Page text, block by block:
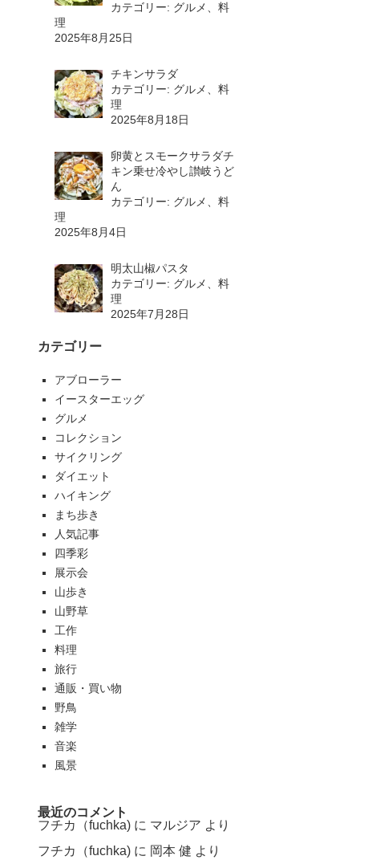
カテゴリー: グルメ、料
理
2025年8月25日
チキンサラダ
カテゴリー: グルメ、料
理
2025年8月18日
卵黄とスモークサラダチ
キン乗せ冷やし讃岐うど
ん
カテゴリー: グルメ、料
理
2025年8月4日
明太山椒パスタ
カテゴリー: グルメ、料
理
2025年7月28日
カテゴリー
アブローラー
イースターエッグ
グルメ
コレクション
サイクリング
ダイエット
ハイキング
まち歩き
人気記事
四季彩
展示会
山歩き
山野草
工作
料理
旅行
通販・買い物
野鳥
雑学
音楽
風景
最近のコメント
フチカ（fuchka) に マルジア より
フチカ（fuchka) に 岡本 健 より